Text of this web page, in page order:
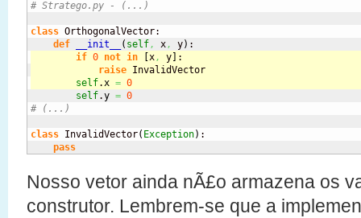
# Stratego.py - (...)
class OrthogonalVector:
def
__init__ ( self, x, y)
if 0 not in x, y
:
raise InvalidVector
self.x = 0
self.y = 0
# (...)
class InvalidVector( Exception) :
pass
Nosso vetor ainda nÃ£o armazena os
construtor. Lembrem-se que a